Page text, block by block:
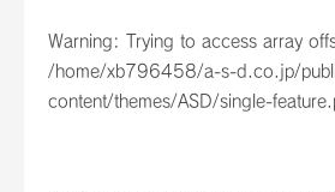
Warning : Trying to access array
/home/xb796458/a-s-d.co.jp/
content/themes/ASD/single-